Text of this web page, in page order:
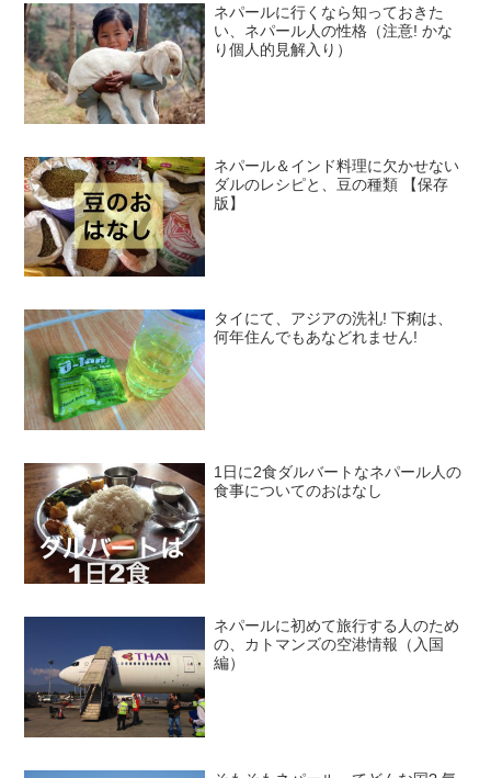
ネパールに行くなら知っておきた
い、ネパール人の性格（注意! かな
り個人的見解入り）
ネパール＆インド料理に欠かせない
ダルのレシピと、豆の種類 【保存
版】
タイにて、アジアの洗礼! 下痢は、
何年住んでもあなどれません!
1日に2食ダルバートなネパール人の
食事についてのおはなし
ネパールに初めて旅行する人のため
の、カトマンズの空港情報（入国
編）